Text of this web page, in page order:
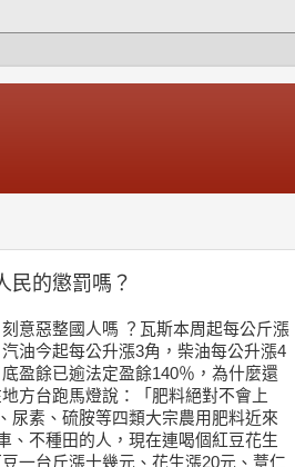
民的懲罰嗎？
意惡整國人嗎 ？瓦斯本周起每公斤漲
油今起每公升漲3角，柴油每公升漲4
盈餘已逾法定盈餘140％，為什麼還
方台跑馬燈說：「肥料絕對不會上
尿素、硫胺等四類大宗農用肥料近來
、不種田的人，現在連喝個紅豆花生
一台斤漲十幾元、花生漲20元、薏仁